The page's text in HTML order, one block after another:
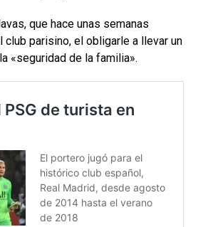
que hace unas semanas
club parisino, el obligarle a llevar un
«seguridad de la familia».